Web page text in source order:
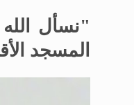
"نسأل
المسجد